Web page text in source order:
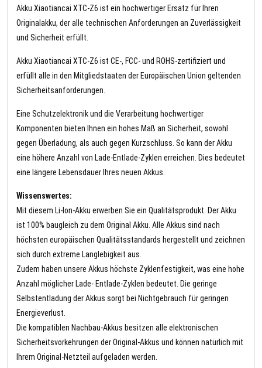
Akku Xiaotiancai XTC-Z6 ist ein hochwertiger Ersatz für Ihren
Originalakku, der alle technischen Anforderungen an Zuverlässigkeit
und Sicherheit erfüllt.
Akku Xiaotiancai XTC-Z6 ist CE-, FCC- und ROHS-zertifiziert und
erfüllt alle in den Mitgliedstaaten der Europäischen Union geltenden
Sicherheitsanforderungen.
Eine Schutzelektronik und die Verarbeitung hochwertiger
Komponenten bieten Ihnen ein hohes Maß an Sicherheit, sowohl
gegen Überladung, als auch gegen Kurzschluss. So kann der Akku
eine höhere Anzahl von Lade-Entlade-Zyklen erreichen. Dies bedeutet
eine längere Lebensdauer Ihres neuen Akkus.
Wissenswertes:
Mit diesem Li-Ion-Akku erwerben Sie ein Qualitätsprodukt. Der Akku
ist 100% baugleich zu dem Original Akku. Alle Akkus sind nach
höchsten europäischen Qualitätsstandards hergestellt und zeichnen
sich durch extreme Langlebigkeit aus.
Zudem haben unsere Akkus höchste Zyklenfestigkeit, was eine hohe
Anzahl möglicher Lade- Entlade-Zyklen bedeutet. Die geringe
Selbstentladung der Akkus sorgt bei Nichtgebrauch für geringen
Energieverlust.
Die kompatiblen Nachbau-Akkus besitzen alle elektronischen
Sicherheitsvorkehrungen der Original-Akkus und können natürlich mit
Ihrem Original-Netzteil aufgeladen werden.